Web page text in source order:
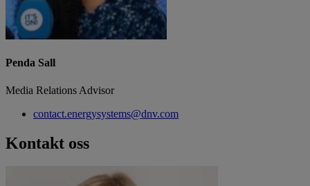
Penda Sall
Media Relations Advisor
contact.energysystems@dnv.com
Kontakt oss